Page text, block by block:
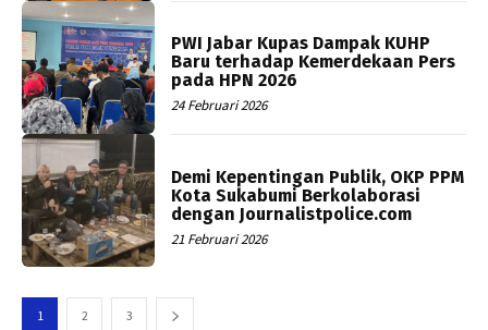
PWI Jabar Kupas Dampak KUHP
Baru terhadap Kemerdekaan Pers
pada HPN 2026
24 Februari 2026
Demi Kepentingan Publik, OKP PPM
Kota Sukabumi Berkolaborasi
dengan Journalistpolice.com
21 Februari 2026
1 2 3